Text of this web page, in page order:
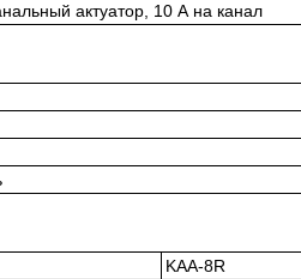
актуатор, 10 А на канал
KAA-8R